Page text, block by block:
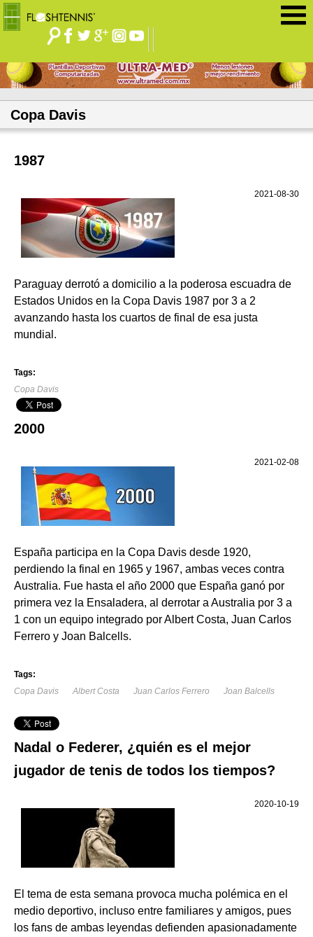
Copa Davis
1987
2021-08-30
Paraguay derrotó a domicilio a la poderosa escuadra de
Estados Unidos en la Copa Davis 1987 por 3 a 2
avanzando hasta los cuartos de final de esa justa
mundial.
Tags:
Copa Davis
2000
2021-02-08
España participa en la Copa Davis desde 1920,
perdiendo la final en 1965 y 1967, ambas veces contra
Australia. Fue hasta el año 2000 que España ganó por
primera vez la Ensaladera, al derrotar a Australia por 3 a
1 con un equipo integrado por Albert Costa, Juan Carlos
Ferrero y Joan Balcells.
Tags:
Copa Davis
Albert Costa Juan Carlos Ferrero Joan Balcells
Nadal o Federer, ¿quién es el mejor
jugador de tenis de todos los tiempos?
2020-10-19
El tema de esta semana provoca mucha polémica en el
medio deportivo, incluso entre familiares y amigos, pues
los fans de ambas leyendas defienden apasionadamente